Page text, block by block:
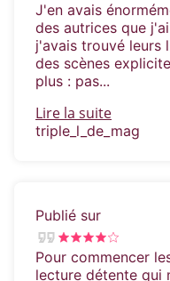
J'en avais
des autrices que
j'avais trouvé leurs
des scènes
plus : pas...
Lire la suite
triple_l_de_mag
Publié sur
Pour commencer
lecture détente qui